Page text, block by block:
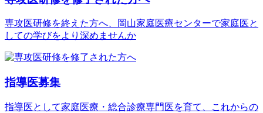
専攻医研修を終えた方へ、岡山家庭医療センターで家庭医と
しての学びをより深めませんか
指導医募集
指導医として家庭医療・総合診療専門医を育て、これからの